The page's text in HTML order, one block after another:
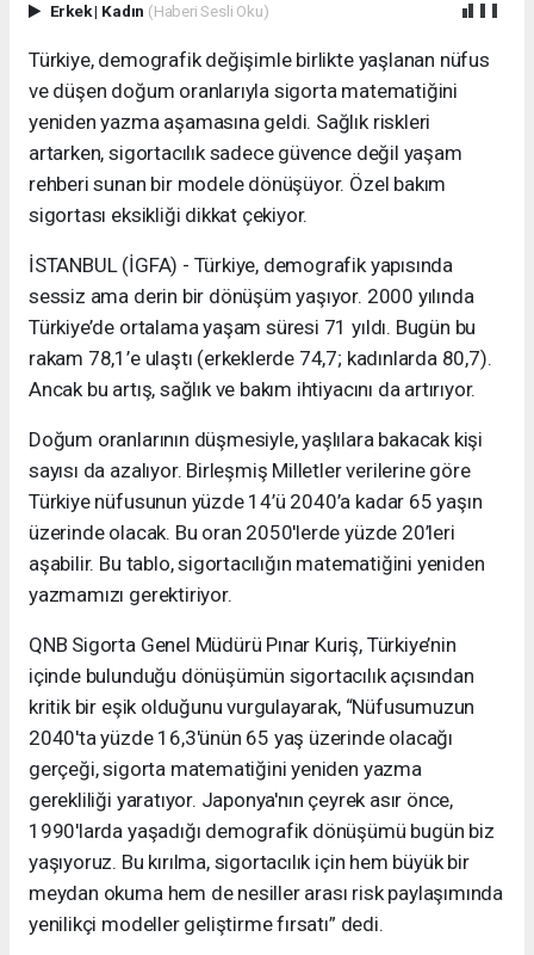
Erkek| Kadın (Haberi Sesli Oku)
Türkiye, demografik değişimle birlikte yaşlanan nüfus
ve düşen doğum oranlarıyla sigorta matematiğini
yeniden yazma aşamasına geldi. Sağlık riskleri
artarken, sigortacılık sadece güvence değil yaşam
rehberi sunan bir modele dönüşüyor. Özel bakım
sigortası eksikliği dikkat çekiyor.
İSTANBUL (İGFA) - Türkiye, demografik yapısında
sessiz ama derin bir dönüşüm yaşıyor. 2000 yılında
Türkiye’de ortalama yaşam süresi 71 yıldı. Bugün bu
rakam 78,1’e ulaştı (erkeklerde 74,7; kadınlarda 80,7).
Ancak bu artış, sağlık ve bakım ihtiyacını da artırıyor.
Doğum oranlarının düşmesiyle, yaşlılara bakacak kişi
sayısı da azalıyor. Birleşmiş Milletler verilerine göre
Türkiye nüfusunun yüzde 14’ü 2040’a kadar 65 yaşın
üzerinde olacak. Bu oran 2050'lerde yüzde 20’leri
aşabilir. Bu tablo, sigortacılığın matematiğini yeniden
yazmamızı gerektiriyor.
QNB Sigorta Genel Müdürü Pınar Kuriş, Türkiye’nin
içinde bulunduğu dönüşümün sigortacılık açısından
kritik bir eşik olduğunu vurgulayarak, “Nüfusumuzun
2040'ta yüzde 16,3'ünün 65 yaş üzerinde olacağı
gerçeği, sigorta matematiğini yeniden yazma
gerekliliği yaratıyor. Japonya'nın çeyrek asır önce,
1990'larda yaşadığı demografik dönüşümü bugün biz
yaşıyoruz. Bu kırılma, sigortacılık için hem büyük bir
meydan okuma hem de nesiller arası risk paylaşımında
yenilikçi modeller geliştirme fırsatı” dedi.